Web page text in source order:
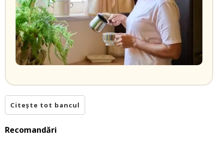
Citește tot bancul
Recomandări